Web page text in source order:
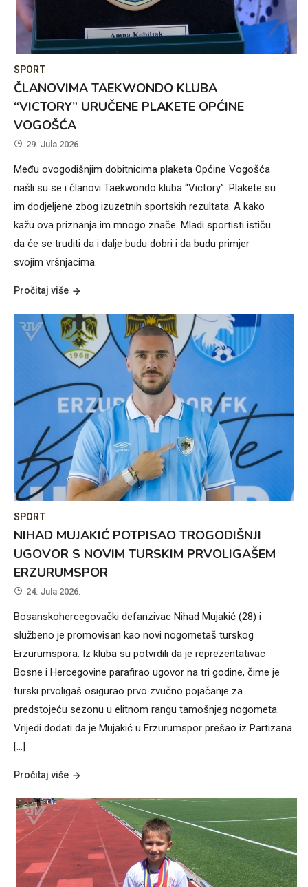
SPORT
ČLANOVIMA TAEKWONDO KLUBA
“VICTORY” URUČENE PLAKETE OPĆINE
VOGOŠĆA
29. Jula 2026.
Među ovogodišnjim dobitnicima plaketa Općine Vogošća
našli su se i članovi Taekwondo kluba “Victory” .Plakete su
im dodjeljene zbog izuzetnih sportskih rezultata. A kako
kažu ova priznanja im mnogo znače. Mladi sportisti ističu
da će se truditi da i dalje budu dobri i da budu primjer
svojim vršnjacima.
Pročitaj više
SPORT
NIHAD MUJAKIĆ POTPISAO TROGODIŠNJI
UGOVOR S NOVIM TURSKIM PRVOLIGAŠEM
ERZURUMSPOR
24. Jula 2026.
Bosanskohercegovački defanzivac Nihad Mujakić (28) i
službeno je promovisan kao novi nogometaš turskog
Erzurumspora. Iz kluba su potvrdili da je reprezentativac
Bosne i Hercegovine parafirao ugovor na tri godine, čime je
turski prvoligaš osigurao prvo zvučno pojačanje za
predstojeću sezonu u elitnom rangu tamošnjeg nogometa.
Vrijedi dodati da je Mujakić u Erzurumspor prešao iz Partizana
[…]
Pročitaj više